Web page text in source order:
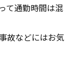
て通勤時間は混
故などにはお気